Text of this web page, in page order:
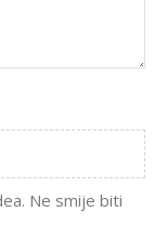
Ne smije biti